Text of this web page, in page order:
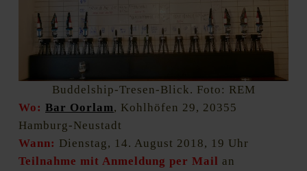
Buddelship-Tresen-Blick. Foto: REM
Wo: Bar Oorlam, Kohlhöfen 29, 20355
Hamburg-Neustadt
Wann: Dienstag, 14. August 2018, 19 Uhr
Teilnahme mit Anmeldung per Mail an